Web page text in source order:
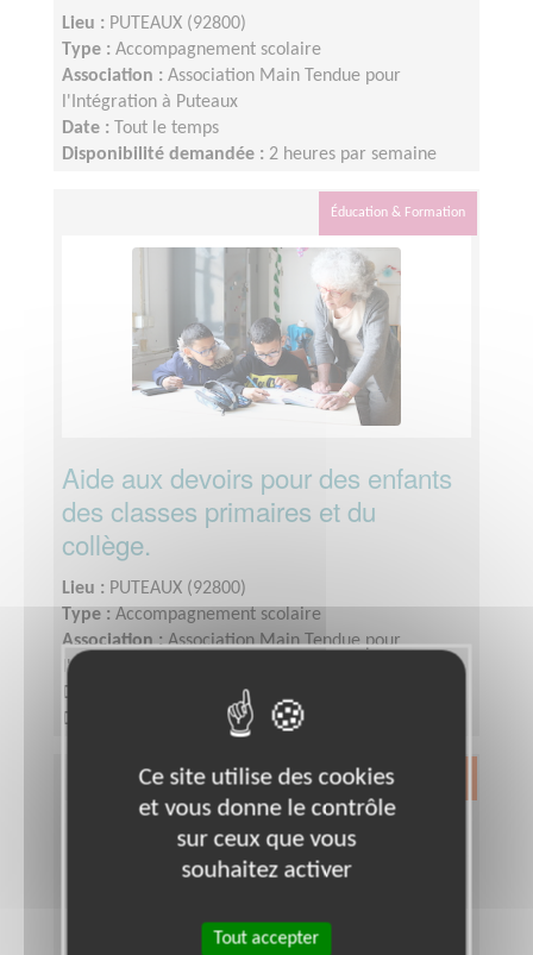
Lieu : PUTEAUX (92800)
Type : Accompagnement scolaire
Association : Association Main Tendue pour
l'Intégration à Puteaux
Date :
Tout le temps
Disponibilité demandée : 2 heures par semaine
Éducation & Formation
Aide aux devoirs pour des enfants
des classes primaires et du
collège.
Lieu : PUTEAUX (92800)
Type : Accompagnement scolaire
Association :Association Main Tendue pour
l'Intégration à Puteaux
Date :
Disponibilité demandée :
1 à 2 fois par semaine
Exclusion & Pauvreté
Ce site utilise des cookies
et vous donne le contrôle
sur ceux que vous
souhaitez activer
Tout accepter